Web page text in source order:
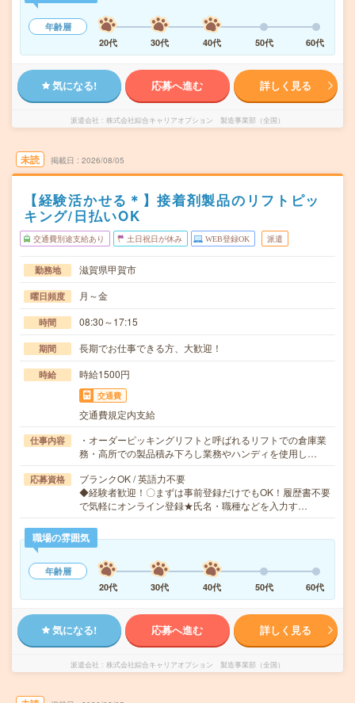
年齢層
20代
30代 40代 50代 60代
気になる! 応募へ進む 詳しく見る
派遣会社 株式会社綜合キャリアオプション 製造事業部（全国）
未読 掲載日 2026/08/05
【経験活かせる＊】接着剤製品のリフトピッ
キング/日払いOK
交通費別途支給あり 土日祝日が休み WEB登録OK 派遣
勤務地 滋賀県甲賀市
曜日頻度 月～金
時間 08:30～17:15
期間 長期でお仕事できる方、大歓迎！
時給 時給1500円
交通費
交通費規定内支給
仕事内容
・オーダーピッキングリフトと呼ばれるリフトでの倉庫業
務・高所での製品積み下ろし業務やハンディを使用し…
応募資格
ブランクOK / 英語力不要
◆経験者歓迎！〇まずは事前登録だけでもOK！履歴書不要
で気軽にオンライン登録★氏名・職種などを入力す…
職場の雰囲気
年齢層
20代
30代 40代 50代 60代
気になる! 応募へ進む 詳しく見る
派遣会社 株式会社綜合キャリアオプション 製造事業部（全国）